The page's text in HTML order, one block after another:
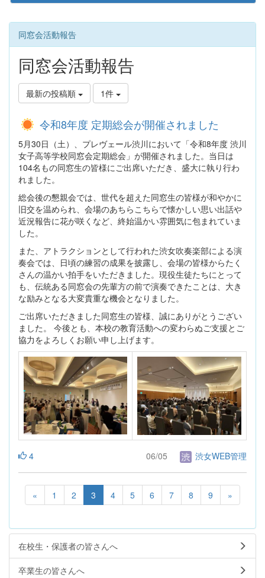
同窓会活動報告
同窓会活動報告
最新の投稿順 1件
令和8年度 定期総会が開催されました
5月30日（土）、プレヴェール渋川において「令和8年度 渋川
女子高等学校同窓会定期総会」が開催されました。当日は
104名もの同窓生の皆様にご出席いただき、盛大に執り行わ
れました。
総会後の懇親会では、世代を超えた同窓生の皆様が和やかに
旧交を温められ、会場のあちらこちらで懐かしい思い出話や
近況報告に花が咲くなど、終始温かい雰囲気に包まれていま
した。
また、アトラクションとして行われた渋女吹奏楽部による演
奏会では、日頃の練習の成果を披露し、会場の皆様からたく
さんの温かい拍手をいただきました。現役生徒たちにとって
も、伝統ある同窓会の先輩方の前で演奏できたことは、大き
な励みとなる大変貴重な機会となりました。
ご出席いただきました同窓生の皆様、誠にありがとうござい
ました。 今後とも、本校の教育活動への変わらぬご支援とご
協力をよろしくお願い申し上げます。
4 06/05 渋女WEB管理
« 1 2 3 4 5 6 7 8 9 »
在校生・保護者の皆さんへ
卒業生の皆さんへ